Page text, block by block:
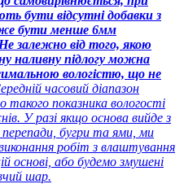
бути відсутні добавки з
бути менше 6мм
залежно від того, якою
наливну підлогу можна
вологістю, що не
часовий діапазон
такого показника вологості
У разі якщо основа вийде з
бугри та ями, ми
робіт з влаштування
основі, або будемо змушені
шар.